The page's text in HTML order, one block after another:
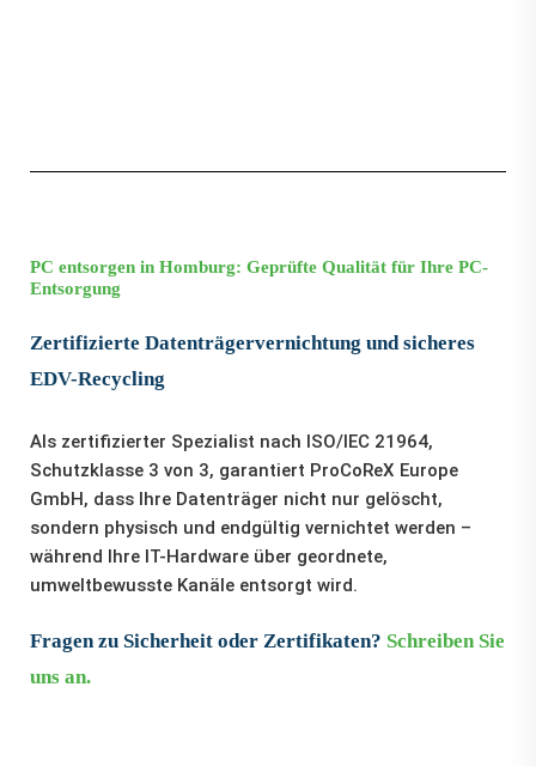
PC entsorgen in Homburg: Geprüfte Qualität für Ihre PC-
Entsorgung
Zertifizierte Datenträgervernichtung und sicheres
EDV-Recycling
Als zertifizierter Spezialist nach ISO/IEC 21964,
Schutzklasse 3 von 3, garantiert ProCoReX Europe
GmbH, dass Ihre Datenträger nicht nur gelöscht,
sondern physisch und endgültig vernichtet werden –
während Ihre IT-Hardware über geordnete,
umweltbewusste Kanäle entsorgt wird.
Fragen zu Sicherheit oder Zertifikaten? Schreiben Sie
uns an.